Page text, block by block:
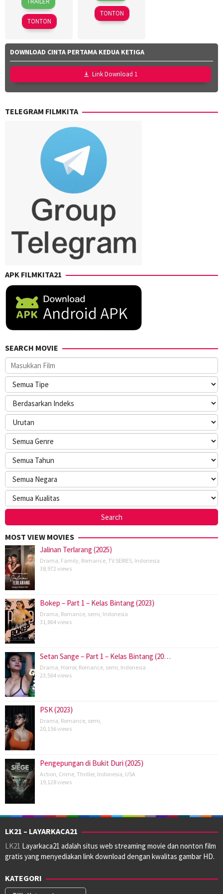
Mar
2026
Jasanti
Fachru
Rizza
Rafi
Farras
Zaky,
Utari
Nofita
TONTON
2023
Wei
Shujun
TONTON
DOWNLOAD CINTA PERTAMA KEDUA KETIGA
Link Download 1
TELEGRAM FILMKITA
APK FILMKITA21
SEARCH MOVIE
MOST VIEW MOVIES
Jalinan Terlarang (2025)
Drama Family Romance TV SERIES Indonesia
38,972 views
Bokep – Part 1 – Kelas Bintang (2023)
Drama Romance semi Indonesia
31,864 views
Setan Sange – Part 1 – Kelas Bintang (20…
Drama Horror, Romance semi Indonesia
23,564 views
PSK (2023)
Drama Romance semi
20,156 views
Pengepungan di Bukit Duri (2025)
Action Crime Thriller, Indonesia USA
19,128 views
LK21 – LAYARKACA21
LK21 Layarkaca21 adalah situs web streaming movie dan nonton film
gratis yang menyediakan link download dengan kwalitas gambar HD.
KATEGORI